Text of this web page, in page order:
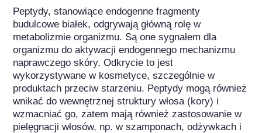
Peptydy, stanowiące endogenne fragmenty
budulcowe białek, odgrywają główną rolę w
metabolizmie organizmu. Są one sygnałem dla
organizmu do aktywacji endogennego mechanizmu
naprawczego skóry. Odkrycie to jest
wykorzystywane w kosmetyce, szczególnie w
produktach przeciw starzeniu. Peptydy mogą również
wnikać do wewnętrznej struktury włosa (kory) i
wzmacniać go, zatem mają również zastosowanie w
pielęgnacji włosów, np. w szamponach, odżywkach i